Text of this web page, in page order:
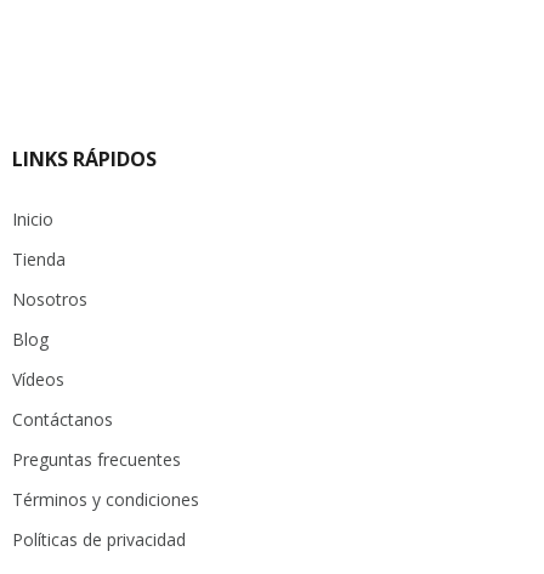
LINKS RÁPIDOS
Inicio
Tienda
Nosotros
Blog
Vídeos
Contáctanos
Preguntas frecuentes
Términos y condiciones
Políticas de privacidad